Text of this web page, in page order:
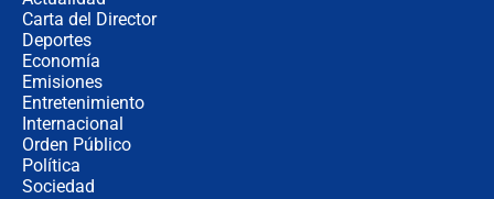
Carta del Director
Deportes
Economía
Emisiones
Entretenimiento
Internacional
Orden Público
Política
Sociedad